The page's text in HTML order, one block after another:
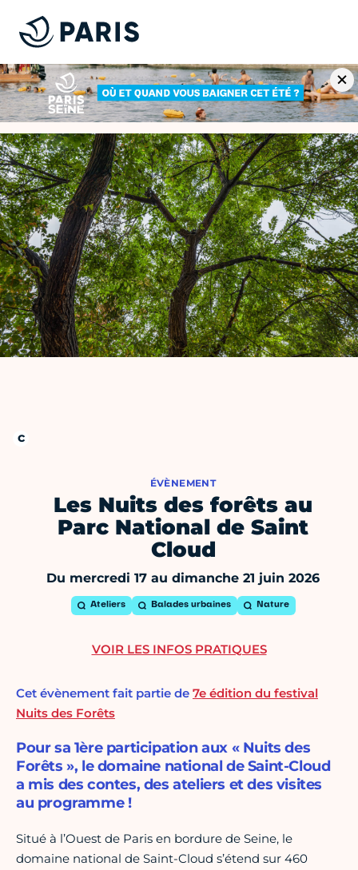
ÉVÈNEMENT
Les Nuits des forêts au
Parc National de Saint
Cloud
Du mercredi 17 au dimanche 21 juin 2026
Ateliers Balades urbaines Nature
Cet évènement fait partie de 7e édition du festival
Nuits des Forêts
Pour sa 1ère participation aux « Nuits des
Forêts », le domaine national de Saint-Cloud
a mis des contes, des ateliers et des visites
au programme !
Situé à l’Ouest de Paris en bordure de Seine, le
domaine national de Saint-Cloud s’étend sur 460
VOIR LES INFOS PRATIQUES